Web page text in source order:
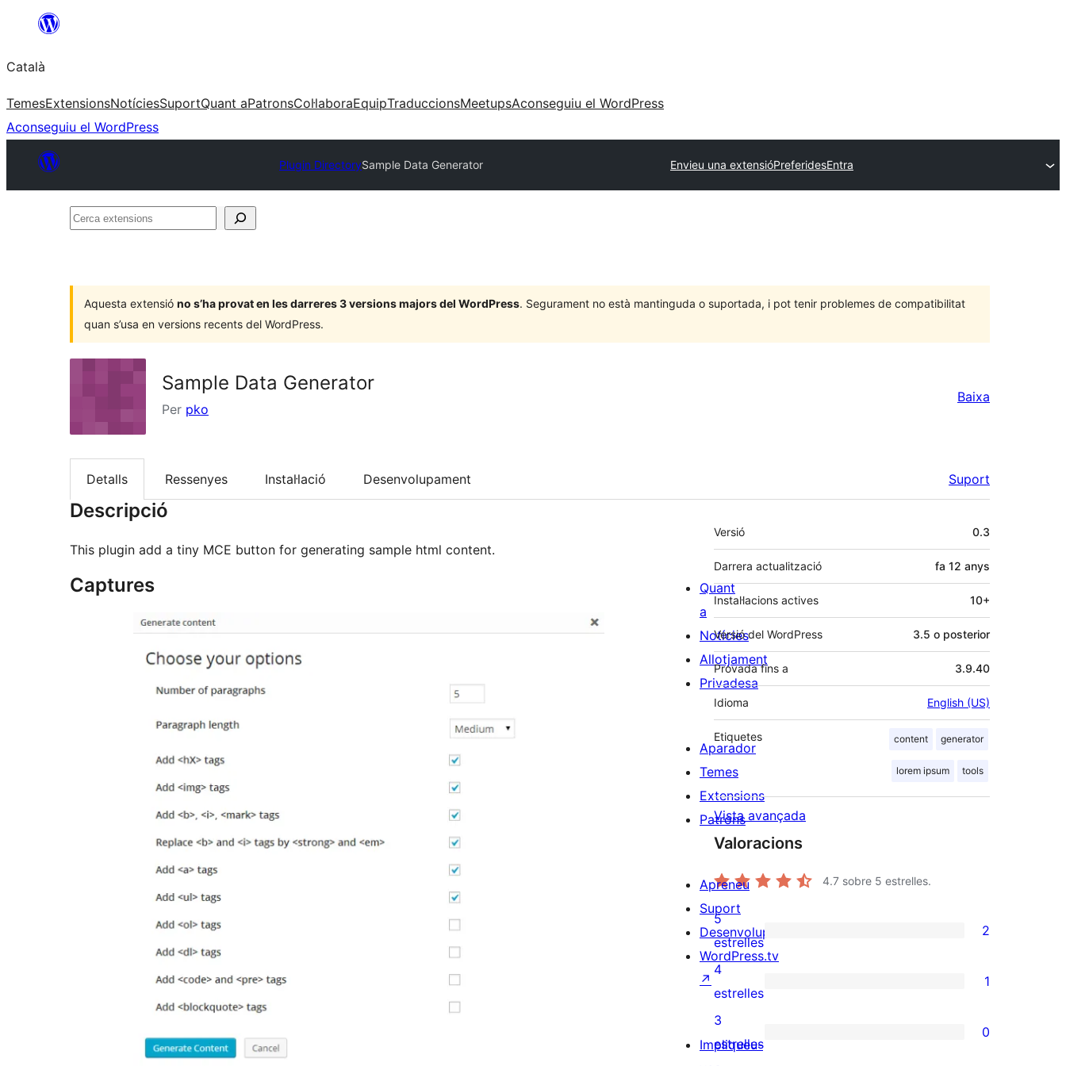
contingut
Català
TemesExtensionsNotíciesSuportQuant aPatronsCol·laboraEquipTraduccionsMeetupsAconseguiu el WordPress
Aconseguiu el WordPress
Plugin DirectorySample Data Generator Envieu una extensióPreferidesEntra
Cerca
Aquesta extensió no s’ha provat en les darreres 3 versions majors del WordPress. Segurament no està mantinguda o suportada, i pot tenir problemes de compatibilitat
quan s’usa en versions recents del WordPress.
Sample Data Generator
Per pko
Baixa
Detalls Ressenyes Instal·lació Desenvolupament Suport
Descripció
This plugin add a tiny MCE button for generating sample html content.
Captures
Meta
Versió 0.3
Darrera actualització fa 12 anys
Instal·lacions actives 10+
Versió del WordPress 3.5 o posterior
Provada fins a 3.9.40
Idioma English (US)
Etiquetes content generator
lorem ipsum tools
Vista avançada
Valoracions
4.7 sobre 5 estrelles.
2
valoracions
de
5
estrelles
5
estrelles
2
1
valoració
de
4
estrelles
1
0
3
estrelles
0
Quant
a
Notícies
Allotjament
Privadesa
Aparador
Temes
Extensions
Patrons
Apreneu
Suport
Desenvolupadors
WordPress.tv
↗
Impliqueu-